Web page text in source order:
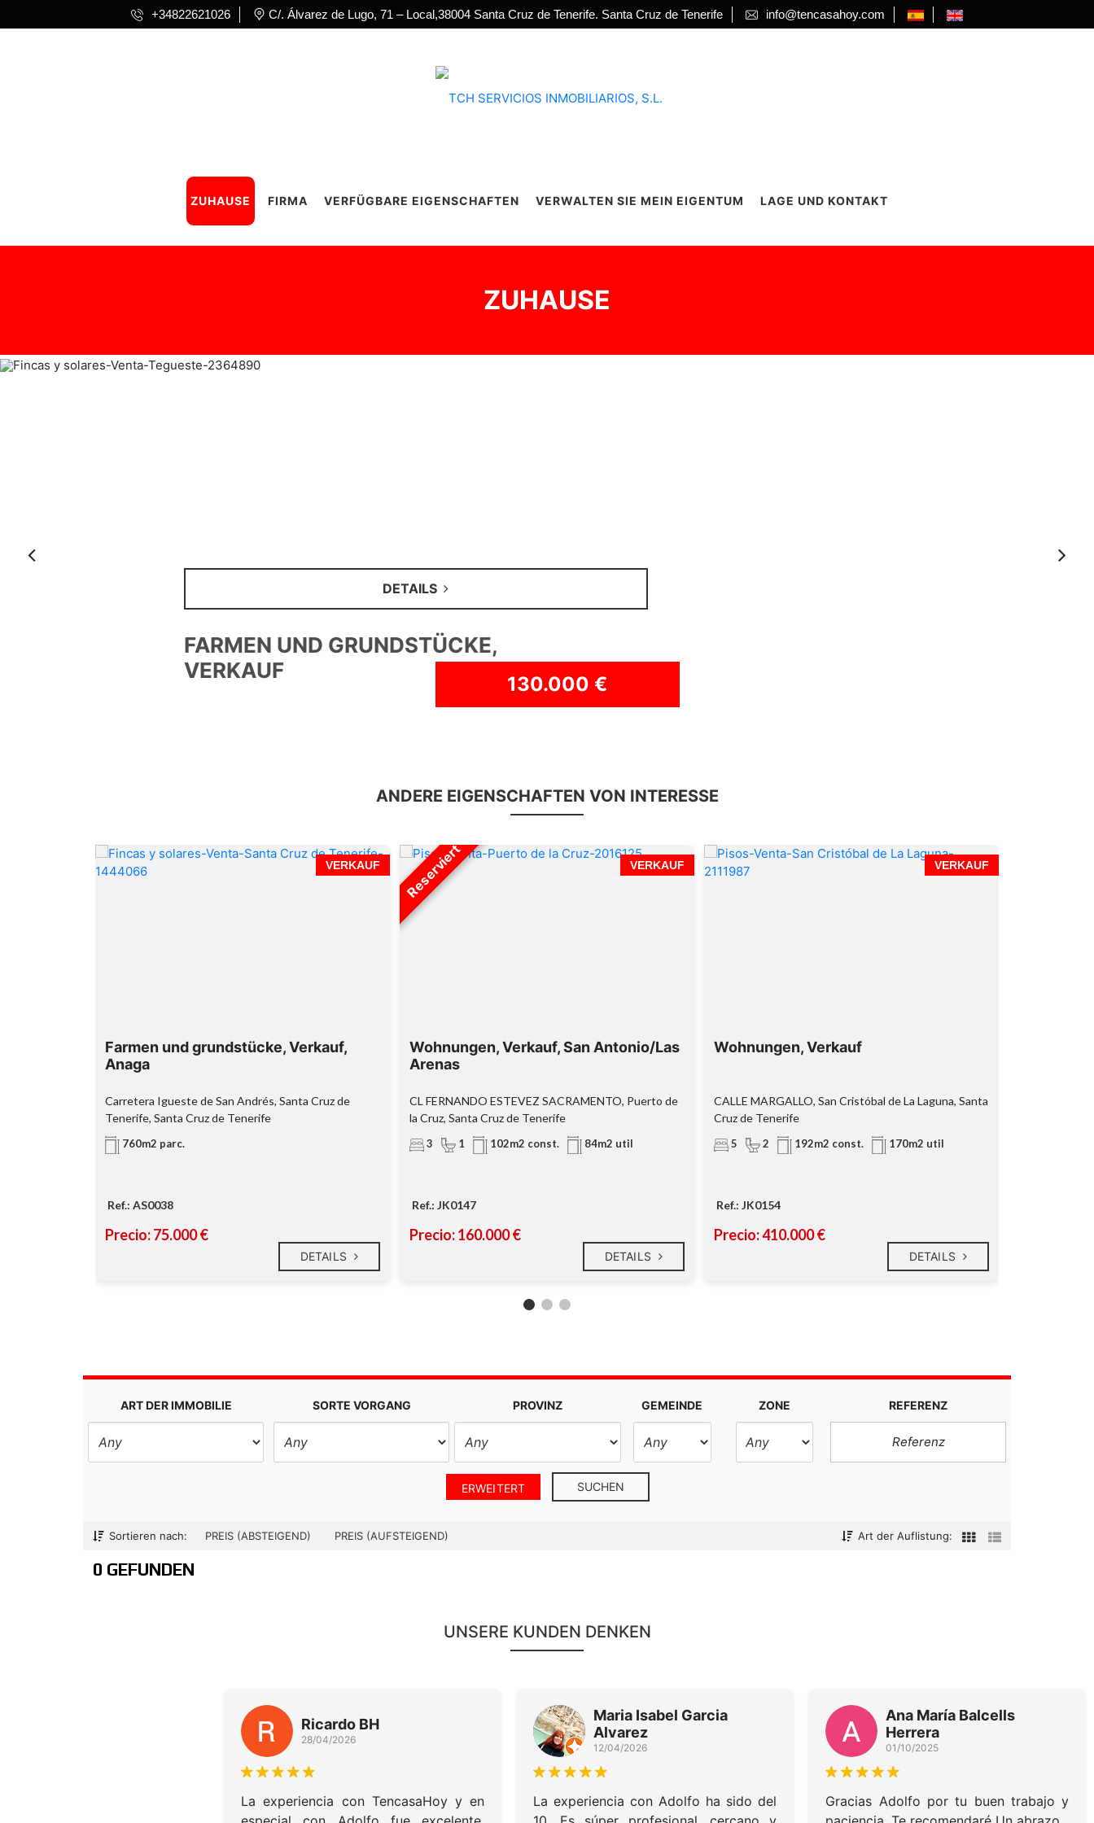
+34822621026 C/. Álvarez de Lugo, 71 – Local,38004 Santa Cruz de Tenerife. Santa Cruz de Tenerife info@tencasahoy.com
ZUHAUSE FIRMA VERFÜGBARE EIGENSCHAFTEN VERWALTEN SIE MEIN EIGENTUM LAGE UND KONTAKT
ZUHAUSE
FARMEN UND GRUNDSTÜCKE,
VERKAUF
130.000 €
ANDERE EIGENSCHAFTEN VON INTERESSE
VERKAUF
Farmen und grundstücke, Verkauf,
Anaga
Carretera Igueste de San Andrés, Santa Cruz de
Tenerife, Santa Cruz de Tenerife
760m2 parc.
Ref.: AS0038
Precio: 75.000 €
DETAILS
Reserviert VERKAUF
Wohnungen, Verkauf, San Antonio/Las
Arenas
CL FERNANDO ESTEVEZ SACRAMENTO, Puerto de
la Cruz, Santa Cruz de Tenerife
3 1 102m2 const. 84m2 util
Ref.: JK0147
Precio: 160.000 €
DETAILS
VERKAUF
Wohnungen, Verkauf
CALLE MARGALLO, San Cristóbal de La Laguna, Santa
Cruz de Tenerife
5 2 192m2 const. 170m2 util
Ref.: JK0154
Precio: 410.000 €
DETAILS
ART DER IMMOBILIE SORTE VORGANG PROVINZ GEMEINDE ZONE REFERENZ
ERWEITERT SUCHEN
Sortieren nach: PREIS (ABSTEIGEND) PREIS (AUFSTEIGEND) Art der Auflistung:
0 GEFUNDEN
UNSERE KUNDEN DENKEN
Ricardo BH
28/04/2026
La experiencia con TencasaHoy y en
Maria Isabel Garcia
Alvarez
12/04/2026
La experiencia con Adolfo ha sido del
Ana María Balcells
Herrera
01/10/2025
Gracias Adolfo por tu buen trabajo y